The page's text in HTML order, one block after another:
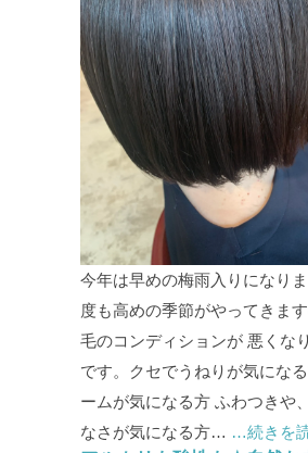
今年は早めの梅雨入りになり
度も高めの季節がやってきま
毛のコンディションが 悪くな
です。クセでうねりが気にな
ームが気になる方 ふわつきや
なさが気になる方… …続きを